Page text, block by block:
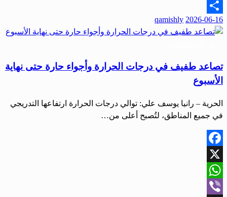
Email
Share
نُشر
في
2026-06-16
qamishly
تصاعد طفيف في درجات الحرارة وأجواء حارة حتى نهاية
الأسبوع
الحرية – رانيا يوسف علي: توالي درجات الحرارة ارتفاعها التدريجي
في جميع المناطق، لتُصبح أعلى من…
Facebook
X
WhatsApp